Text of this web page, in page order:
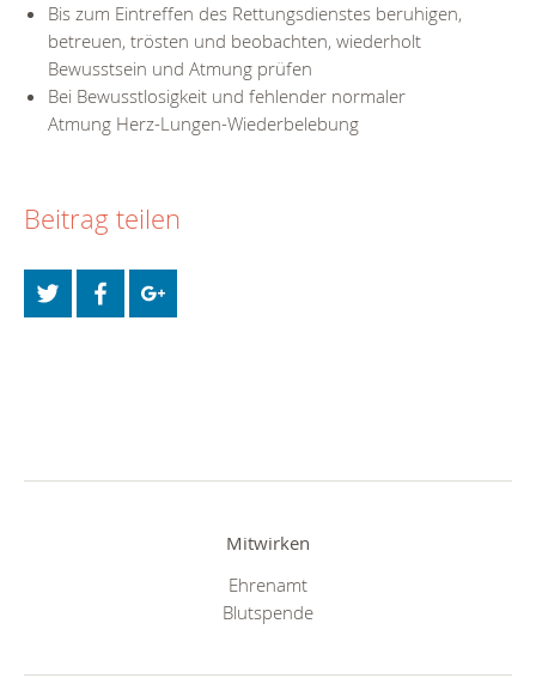
Bis zum Eintreffen des Rettungsdienstes beruhigen,
betreuen, trösten und beobachten, wiederholt
Bewusstsein und Atmung prüfen
Bei Bewusstlosigkeit und fehlender normaler
Atmung Herz-Lungen-Wiederbelebung
Beitrag teilen
Mitwirken
Ehrenamt
Blutspende